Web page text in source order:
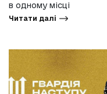
в одному місці
Читати далі